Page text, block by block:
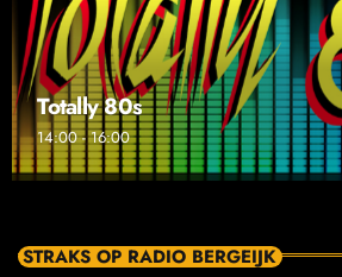
Totally 80s
14:00 - 16:00
STRAKS OP RADIO BERGEIJK